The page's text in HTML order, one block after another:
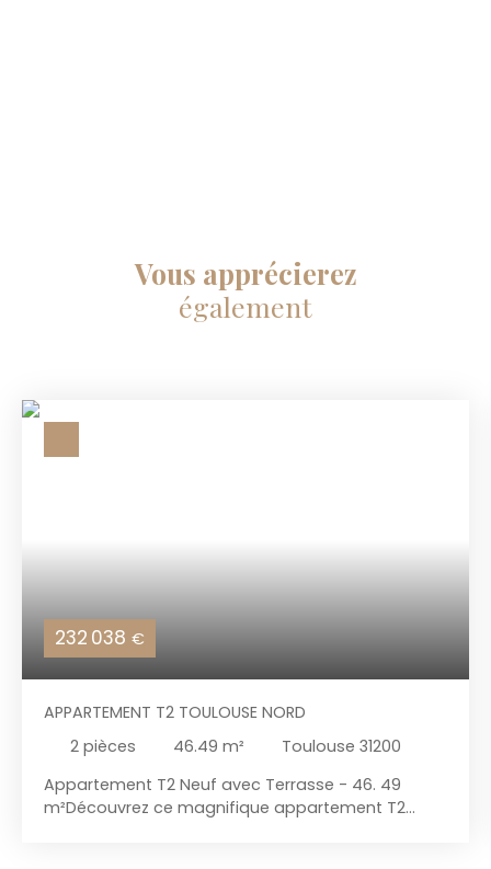
Vous apprécierez
également
232 038 €
APPARTEMENT T2 TOULOUSE NORD
2 pièces 46.49 m²
Toulouse 31200
Appartement T2 Neuf avec Terrasse - 46. 49
m²Découvrez ce magnifique appartement T2